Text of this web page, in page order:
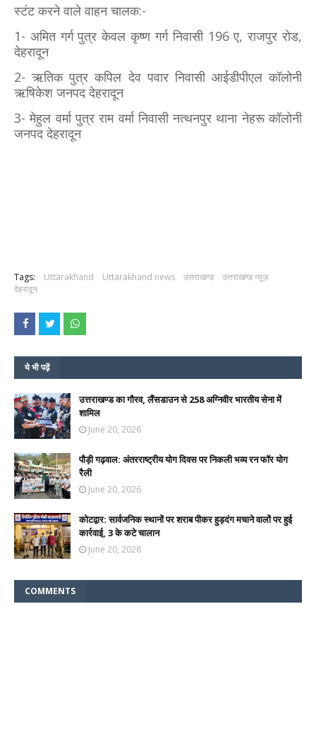
स्टंट करने वाले वाहन चालक:-
1- अमित गर्ग पुत्र केवल कृष्ण गर्ग निवासी 196 ए, राजपुर रोड,
देहरादून
2- ऋतिक पुत्र कपिल देव पवार निवासी आईडीपीएल कॉलोनी
ऋषिकेश जनपद देहरादून
3- मेहुल वर्मा पुत्र राम वर्मा निवासी नत्थनपुर थाना नेहरू कॉलोनी
जनपद देहरादून
Tags: Uttarakhand Uttarakhand news उत्तराखण्ड
उत्तराखण्ड न्यूज़
देहरादून
ये भी पढ़ें
उत्तराखण्ड का गौरव, लैंसडाउन से 258 अग्निवीर भारतीय सेना में
शामिल
June 20, 2026
पौड़ी गढ़वाल: अंतरराष्ट्रीय योग दिवस पर निकली भव्य रन फॉर योग
रैली
June 20, 2026
कोटद्वार: सार्वजनिक स्थानों पर शराब पीकर हुड़दंग मचाने वालों पर हुई
कार्रवाई, 3 के कटे चालान
June 20, 2026
COMMENTS